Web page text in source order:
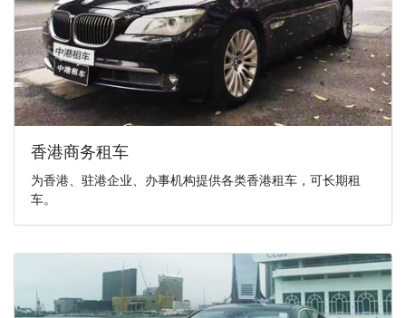
香港商务租车
为香港、驻港企业、办事机构提供各类香港租车，可长期租
车。